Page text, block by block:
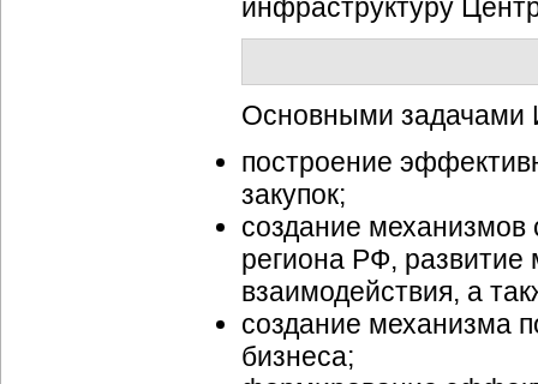
инфраструктуру
Основными задачами
построение
закупок;
создание механизмов
региона РФ, развитие
взаимодействия, а
создание механизма
бизнеса;